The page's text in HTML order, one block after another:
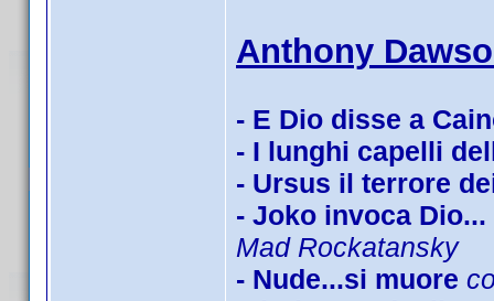
Anthony
- E Dio disse a
- I lunghi capelli
- Ursus il terrore
- Joko invoca
Mad Rockatansky
- Nude...si muore